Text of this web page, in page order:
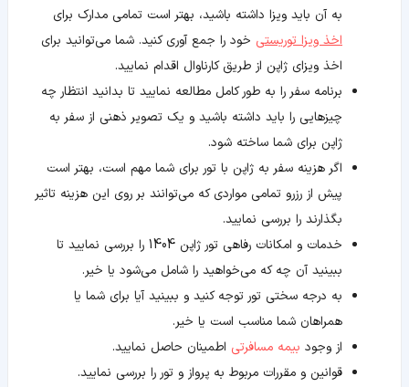
به آن باید ویزا داشته باشید، بهتر است تمامی مدارک برای
اخذ ویزا توریستی خود را جمع آوری کنید. شما می‌توانید برای
اخذ ویزای ژاپن از طریق کارناوال اقدام نمایید.
برنامه سفر را به طور کامل مطالعه نمایید تا بدانید انتظار چه
چیزهایی را باید داشته باشید و یک تصویر ذهنی از سفر به
ژاپن برای شما ساخته شود.
اگر هزینه سفر به ژاپن با تور برای شما مهم است، بهتر است
پیش از رزرو تمامی مواردی که می‌توانند بر روی این هزینه تاثیر
بگذارند را بررسی نمایید.
خدمات و امکانات رفاهی تور ژاپن 1404 را بررسی نمایید تا
ببینید آن چه که می‌خواهید را شامل می‌شود یا خیر.
به درجه سختی تور توجه کنید و ببینید آیا برای شما یا
همراهان شما مناسب است یا خیر.
از وجود بیمه مسافرتی اطمینان حاصل نمایید.
قوانین و مقررات مربوط به پرواز و تور را بررسی نمایید.